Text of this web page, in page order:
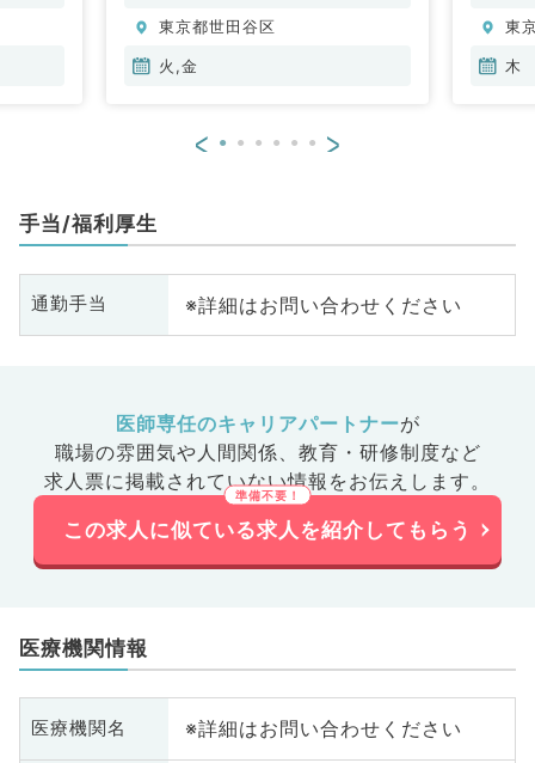
東京都世田谷区
火,金
東
木
< >
手当/福利厚生
通勤手当 ※詳細はお問い合わせください
医師専任のキャリアパートナーが
職場の雰囲気や人間関係、 教育・研修制度など
求人票に掲載されていない情報をお伝えします。
この求人に似ている求人を紹介してもらう
医療機関情報
医療機関名 ※詳細はお問い合わせください